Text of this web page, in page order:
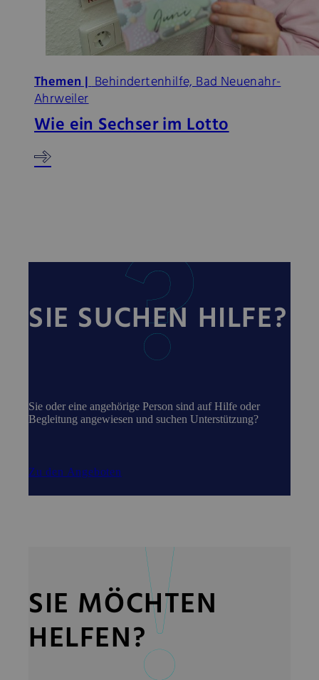
Themen |Behindertenhilfe, Bad Neuenahr-
Ahrweiler
Wie ein Sechser im Lotto
SIE SUCHEN HILFE?
Sie oder eine angehörige Person sind auf Hilfe oder
Begleitung angewiesen und suchen Unterstützung?
Zu den Angeboten
SIE MÖCHTEN
HELFEN?